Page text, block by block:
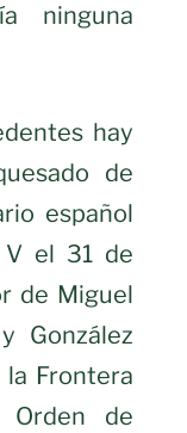
ninguna
hay
de
español
el 31 de
de Miguel
González
la Frontera
Orden de